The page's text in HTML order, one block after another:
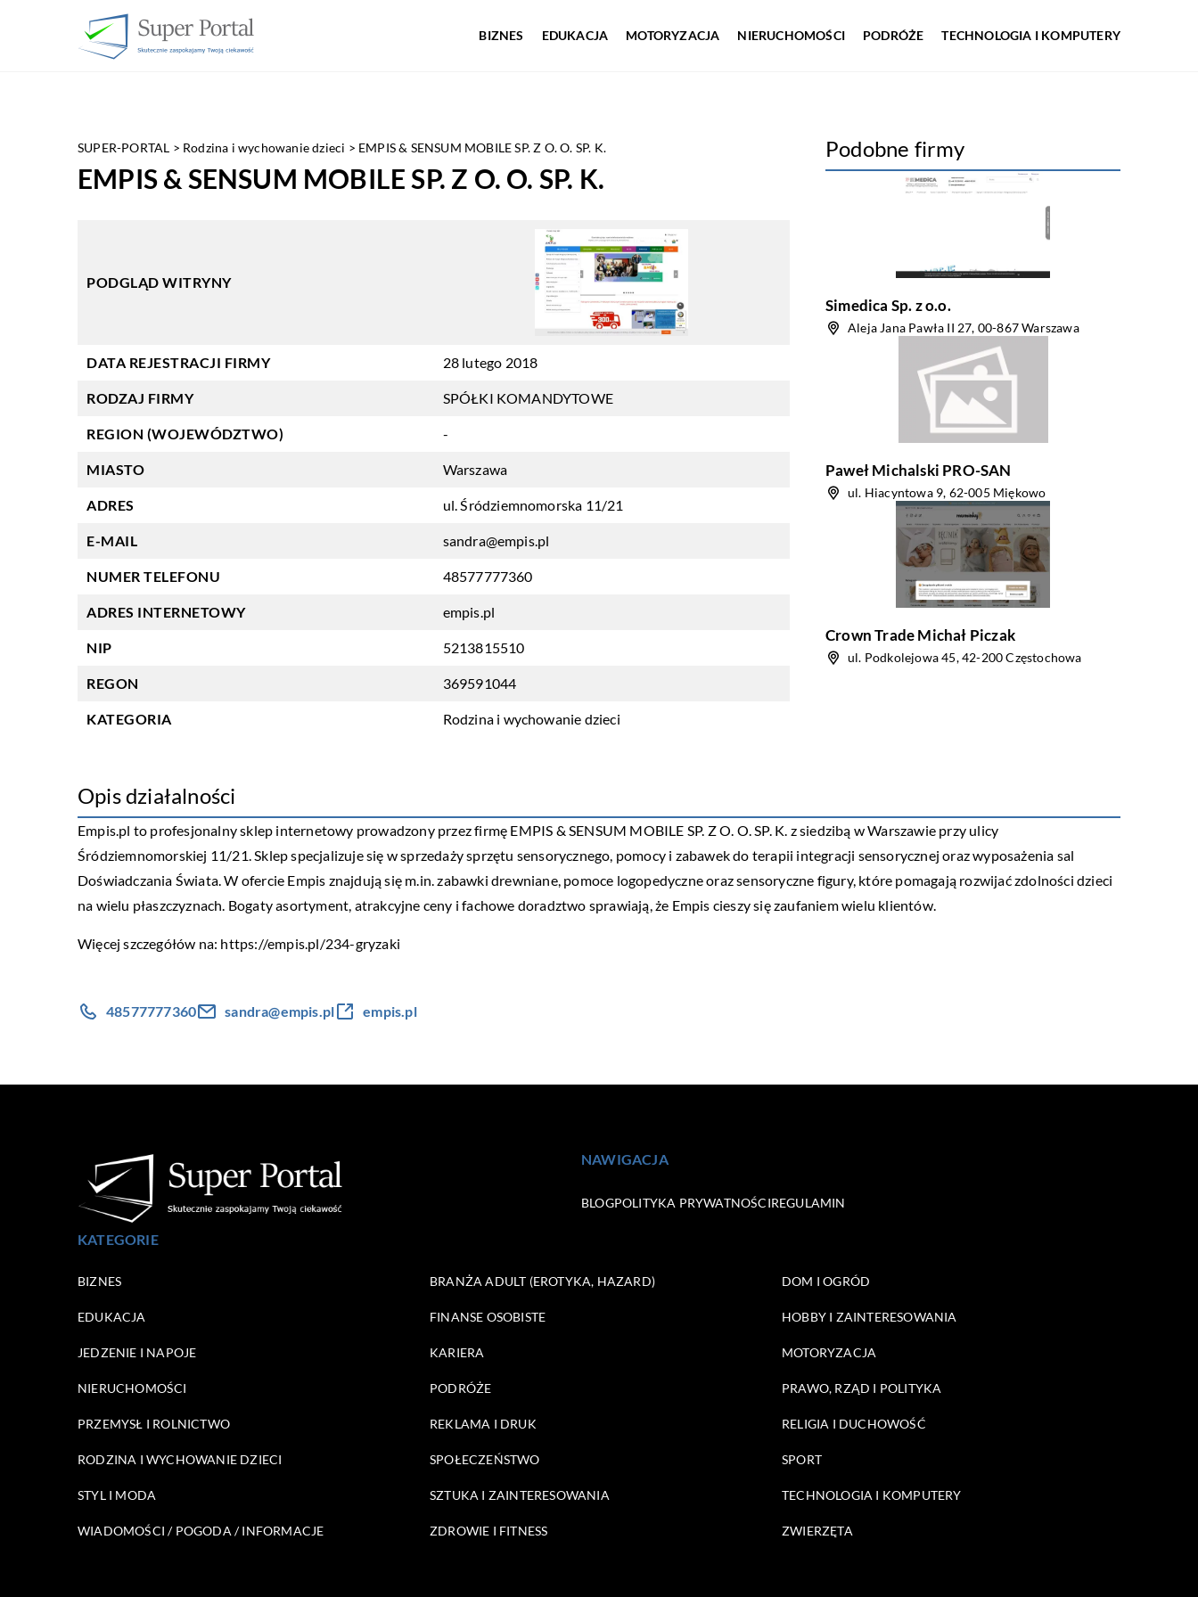
BIZNES EDUKACJA MOTORYZACJA NIERUCHOMOŚCI PODRÓŻE TECHNOLOGIA I KOMPUTERY
SUPER-PORTAL > Rodzina i wychowanie dzieci > EMPIS & SENSUM MOBILE SP. Z O. O. SP. K.
EMPIS & SENSUM MOBILE SP. Z O. O. SP. K.
PODGLĄD WITRYNY
DATA REJESTRACJI FIRMY 28 lutego 2018
RODZAJ FIRMY SPÓŁKI KOMANDYTOWE
REGION (WOJEWÓDZTWO) -
MIASTO Warszawa
ADRES ul. Śródziemnomorska 11/21
E-MAIL sandra@empis.pl
NUMER TELEFONU 48577777360
ADRES INTERNETOWY empis.pl
NIP 5213815510
REGON 369591044
KATEGORIA Rodzina i wychowanie dzieci
Podobne firmy
Simedica Sp. z o.o.
Aleja Jana Pawła II 27, 00-867 Warszawa
Paweł Michalski PRO-SAN
ul. Hiacyntowa 9, 62-005 Miękowo
Crown Trade Michał Piczak
ul. Podkolejowa 45, 42-200 Częstochowa
Opis działalności
Empis.pl to profesjonalny sklep internetowy prowadzony przez firmę EMPIS & SENSUM MOBILE SP. Z O. O. SP. K. z siedzibą w Warszawie przy ulicy
Śródziemnomorskiej 11/21. Sklep specjalizuje się w sprzedaży sprzętu sensorycznego, pomocy i zabawek do terapii integracji sensorycznej oraz wyposażenia sal
Doświadczania Świata. W ofercie Empis znajdują się m.in. zabawki drewniane, pomoce logopedyczne oraz sensoryczne figury, które pomagają rozwijać zdolności dzieci
na wielu płaszczyznach. Bogaty asortyment, atrakcyjne ceny i fachowe doradztwo sprawiają, że Empis cieszy się zaufaniem wielu klientów.
Więcej szczegółów na: https://empis.pl/234-gryzaki
48577777360 sandra@empis.pl empis.pl
NAWIGACJA
BLOGPOLITYKA PRYWATNOŚCIREGULAMIN
KATEGORIE
BIZNES BRANŻA ADULT (EROTYKA, HAZARD) DOM I OGRÓD
EDUKACJA FINANSE OSOBISTE HOBBY I ZAINTERESOWANIA
JEDZENIE I NAPOJE KARIERA MOTORYZACJA
NIERUCHOMOŚCI PODRÓŻE PRAWO, RZĄD I POLITYKA
PRZEMYSŁ I ROLNICTWO REKLAMA I DRUK RELIGIA I DUCHOWOŚĆ
RODZINA I WYCHOWANIE DZIECI SPOŁECZEŃSTWO SPORT
STYL I MODA SZTUKA I ZAINTERESOWANIA TECHNOLOGIA I KOMPUTERY
WIADOMOŚCI / POGODA / INFORMACJE ZDROWIE I FITNESS ZWIERZĘTA